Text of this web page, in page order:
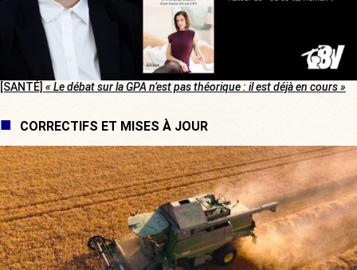
[SANTÉ] « Le débat sur la GPA n’est pas théorique : il est déjà en cours »
CORRECTIFS ET MISES À JOUR